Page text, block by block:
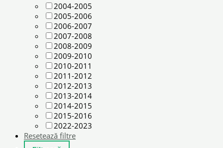
2004-2005
2005-2006
2006-2007
2007-2008
2008-2009
2009-2010
2010-2011
2011-2012
2012-2013
2013-2014
2014-2015
2015-2016
2022-2023
Resetează filtre